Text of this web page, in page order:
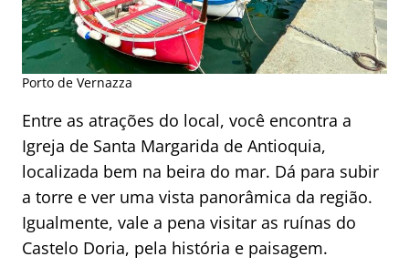
Porto de Vernazza
Entre as atrações do local, você encontra a
Igreja de Santa Margarida de Antioquia,
localizada bem na beira do mar. Dá para subir
a torre e ver uma vista panorâmica da região.
Igualmente, vale a pena visitar as ruínas do
Castelo Doria, pela história e paisagem.